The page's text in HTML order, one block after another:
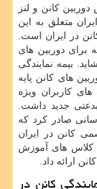
کانن و لنز
متعلق به این
در ایران است.
برای دوربین های
بیمه نمایندگی
های کانن پایه
کاربران ویژه
جدید داشت.
صادر کرد که
کانن در ایران
کلاس‌ های آموزش
ارائه داد.
کانن در